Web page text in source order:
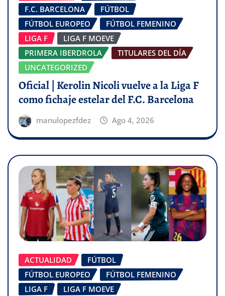
F.C. BARCELONA
FÚTBOL
FÚTBOL EUROPEO
FÚTBOL FEMENINO
LIGA F
LIGA F MOEVE
PRIMERA IBERDROLA
TITULARES DEL DÍA
UNCATEGORIZED
Oficial | Kerolin Nicoli vuelve a la Liga F
como fichaje estelar del F.C. Barcelona
manulopezfdez Ago 4, 2026
ACTUALIDAD
FÚTBOL
FÚTBOL EUROPEO
FÚTBOL FEMENINO
LIGA F
LIGA F MOEVE